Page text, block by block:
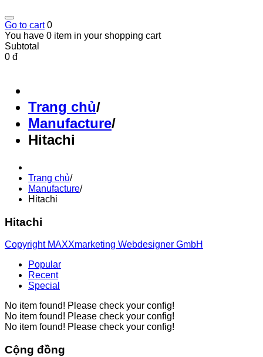
Go to cart 0
You have 0 item in your shopping cart
Subtotal
0 đ
Trang chủ/
Manufacture/
Hitachi
Trang chủ/
Manufacture/
Hitachi
Hitachi
Copyright MAXXmarketing Webdesigner GmbH
Popular
Recent
Special
No item found! Please check your config!
No item found! Please check your config!
No item found! Please check your config!
Cộng đồng